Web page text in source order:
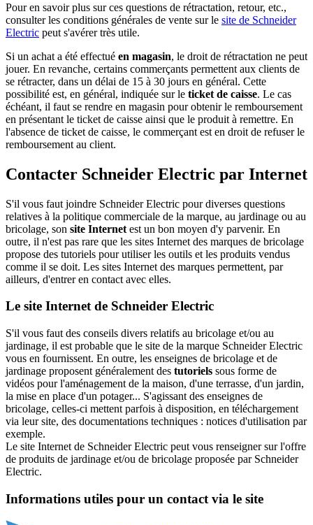
Pour en savoir plus sur ces questions de rétractation, retour, etc.,
consulter les conditions générales de vente sur le site de Schneider
Electric peut s'avérer très utile.
Si un achat a été effectué en magasin, le droit de rétractation ne peut
jouer. En revanche, certains commerçants permettent aux clients de
se rétracter, dans un délai de 15 à 30 jours en général. Cette
possibilité est, en général, indiquée sur le ticket de caisse. Le cas
échéant, il faut se rendre en magasin pour obtenir le remboursement
en présentant le ticket de caisse ainsi que le produit à remettre. En
l'absence de ticket de caisse, le commerçant est en droit de refuser le
remboursement au client.
Contacter Schneider Electric par Internet
S'il vous faut joindre Schneider Electric pour diverses questions
relatives à la politique commerciale de la marque, au jardinage ou au
bricolage, son site Internet est un bon moyen d'y parvenir. En
outre, il n'est pas rare que les sites Internet des marques de bricolage
propose des tutoriels pour utiliser les outils et les produits vendus
comme il se doit. Les sites Internet des marques permettent, par
ailleurs, d'entrer en contact avec elles.
Le site Internet de Schneider Electric
S'il vous faut des conseils divers relatifs au bricolage et/ou au
jardinage, il est probable que le site de la marque Schneider Electric
vous en fournissent. En outre, les enseignes de bricolage et de
jardinage proposent généralement des tutoriels sous forme de
vidéos pour l'aménagement de la maison, d'une terrasse, d'un jardin,
la mise en place d'un potager... S'agissant des enseignes de
bricolage, celles-ci mettent parfois à disposition, en téléchargement
via leur site, des documentations techniques : notices d'utilisation par
exemple.
Le site Internet de Schneider Electric peut vous renseigner sur l'offre
de produits de jardinage et/ou de bricolage proposée par Schneider
Electric.
Informations utiles pour un contact via le site